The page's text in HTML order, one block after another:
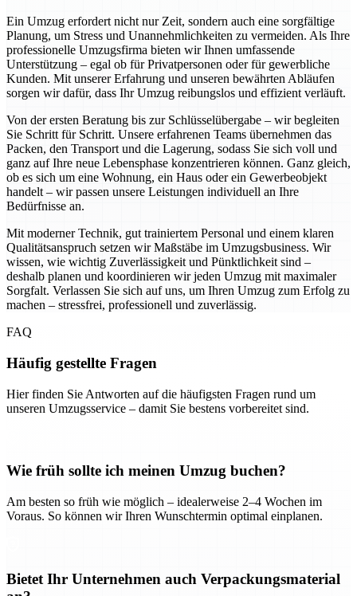
Ein Umzug erfordert nicht nur Zeit, sondern auch eine sorgfältige
Planung, um Stress und Unannehmlichkeiten zu vermeiden. Als Ihre
professionelle Umzugsfirma bieten wir Ihnen umfassende
Unterstützung – egal ob für Privatpersonen oder für gewerbliche
Kunden. Mit unserer Erfahrung und unseren bewährten Abläufen
sorgen wir dafür, dass Ihr Umzug reibungslos und effizient verläuft.
Von der ersten Beratung bis zur Schlüsselübergabe – wir begleiten
Sie Schritt für Schritt. Unsere erfahrenen Teams übernehmen das
Packen, den Transport und die Lagerung, sodass Sie sich voll und
ganz auf Ihre neue Lebensphase konzentrieren können. Ganz gleich,
ob es sich um eine Wohnung, ein Haus oder ein Gewerbeobjekt
handelt – wir passen unsere Leistungen individuell an Ihre
Bedürfnisse an.
Mit moderner Technik, gut trainiertem Personal und einem klaren
Qualitätsanspruch setzen wir Maßstäbe im Umzugsbusiness. Wir
wissen, wie wichtig Zuverlässigkeit und Pünktlichkeit sind –
deshalb planen und koordinieren wir jeden Umzug mit maximaler
Sorgfalt. Verlassen Sie sich auf uns, um Ihren Umzug zum Erfolg zu
machen – stressfrei, professionell und zuverlässig.
FAQ
Häufig gestellte Fragen
Hier finden Sie Antworten auf die häufigsten Fragen rund um
unseren Umzugsservice – damit Sie bestens vorbereitet sind.
Wie früh sollte ich meinen Umzug buchen?
Am besten so früh wie möglich – idealerweise 2–4 Wochen im
Voraus. So können wir Ihren Wunschtermin optimal einplanen.
Bietet Ihr Unternehmen auch Verpackungsmaterial